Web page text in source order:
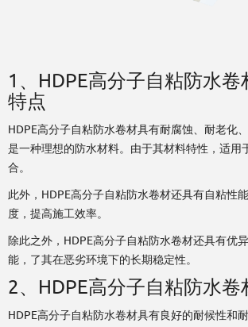
1、HDPE高分子自粘防水卷
特点
HDPE高分子自粘防水卷材具有耐腐蚀、耐老化
是一种理想的防水材料。由于其材料特性，适用
合。
此外，HDPE高分子自粘防水卷材还具有自粘性
度，提高施工效率。
除此之外，HDPE高分子自粘防水卷材还具有优
能，了其在恶劣环境下的长期稳定性。
2、HDPE高分子自粘防水卷
HDPE高分子自粘防水卷材具有良好的耐候性和